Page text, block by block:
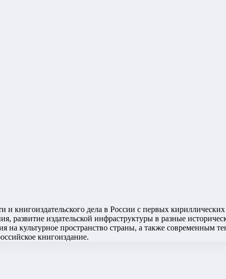
и книгоиздательского дела в России с первых
развитие издательской инфраструктуры в разные
на культурное пространство страны, а также современным
книгоиздание.